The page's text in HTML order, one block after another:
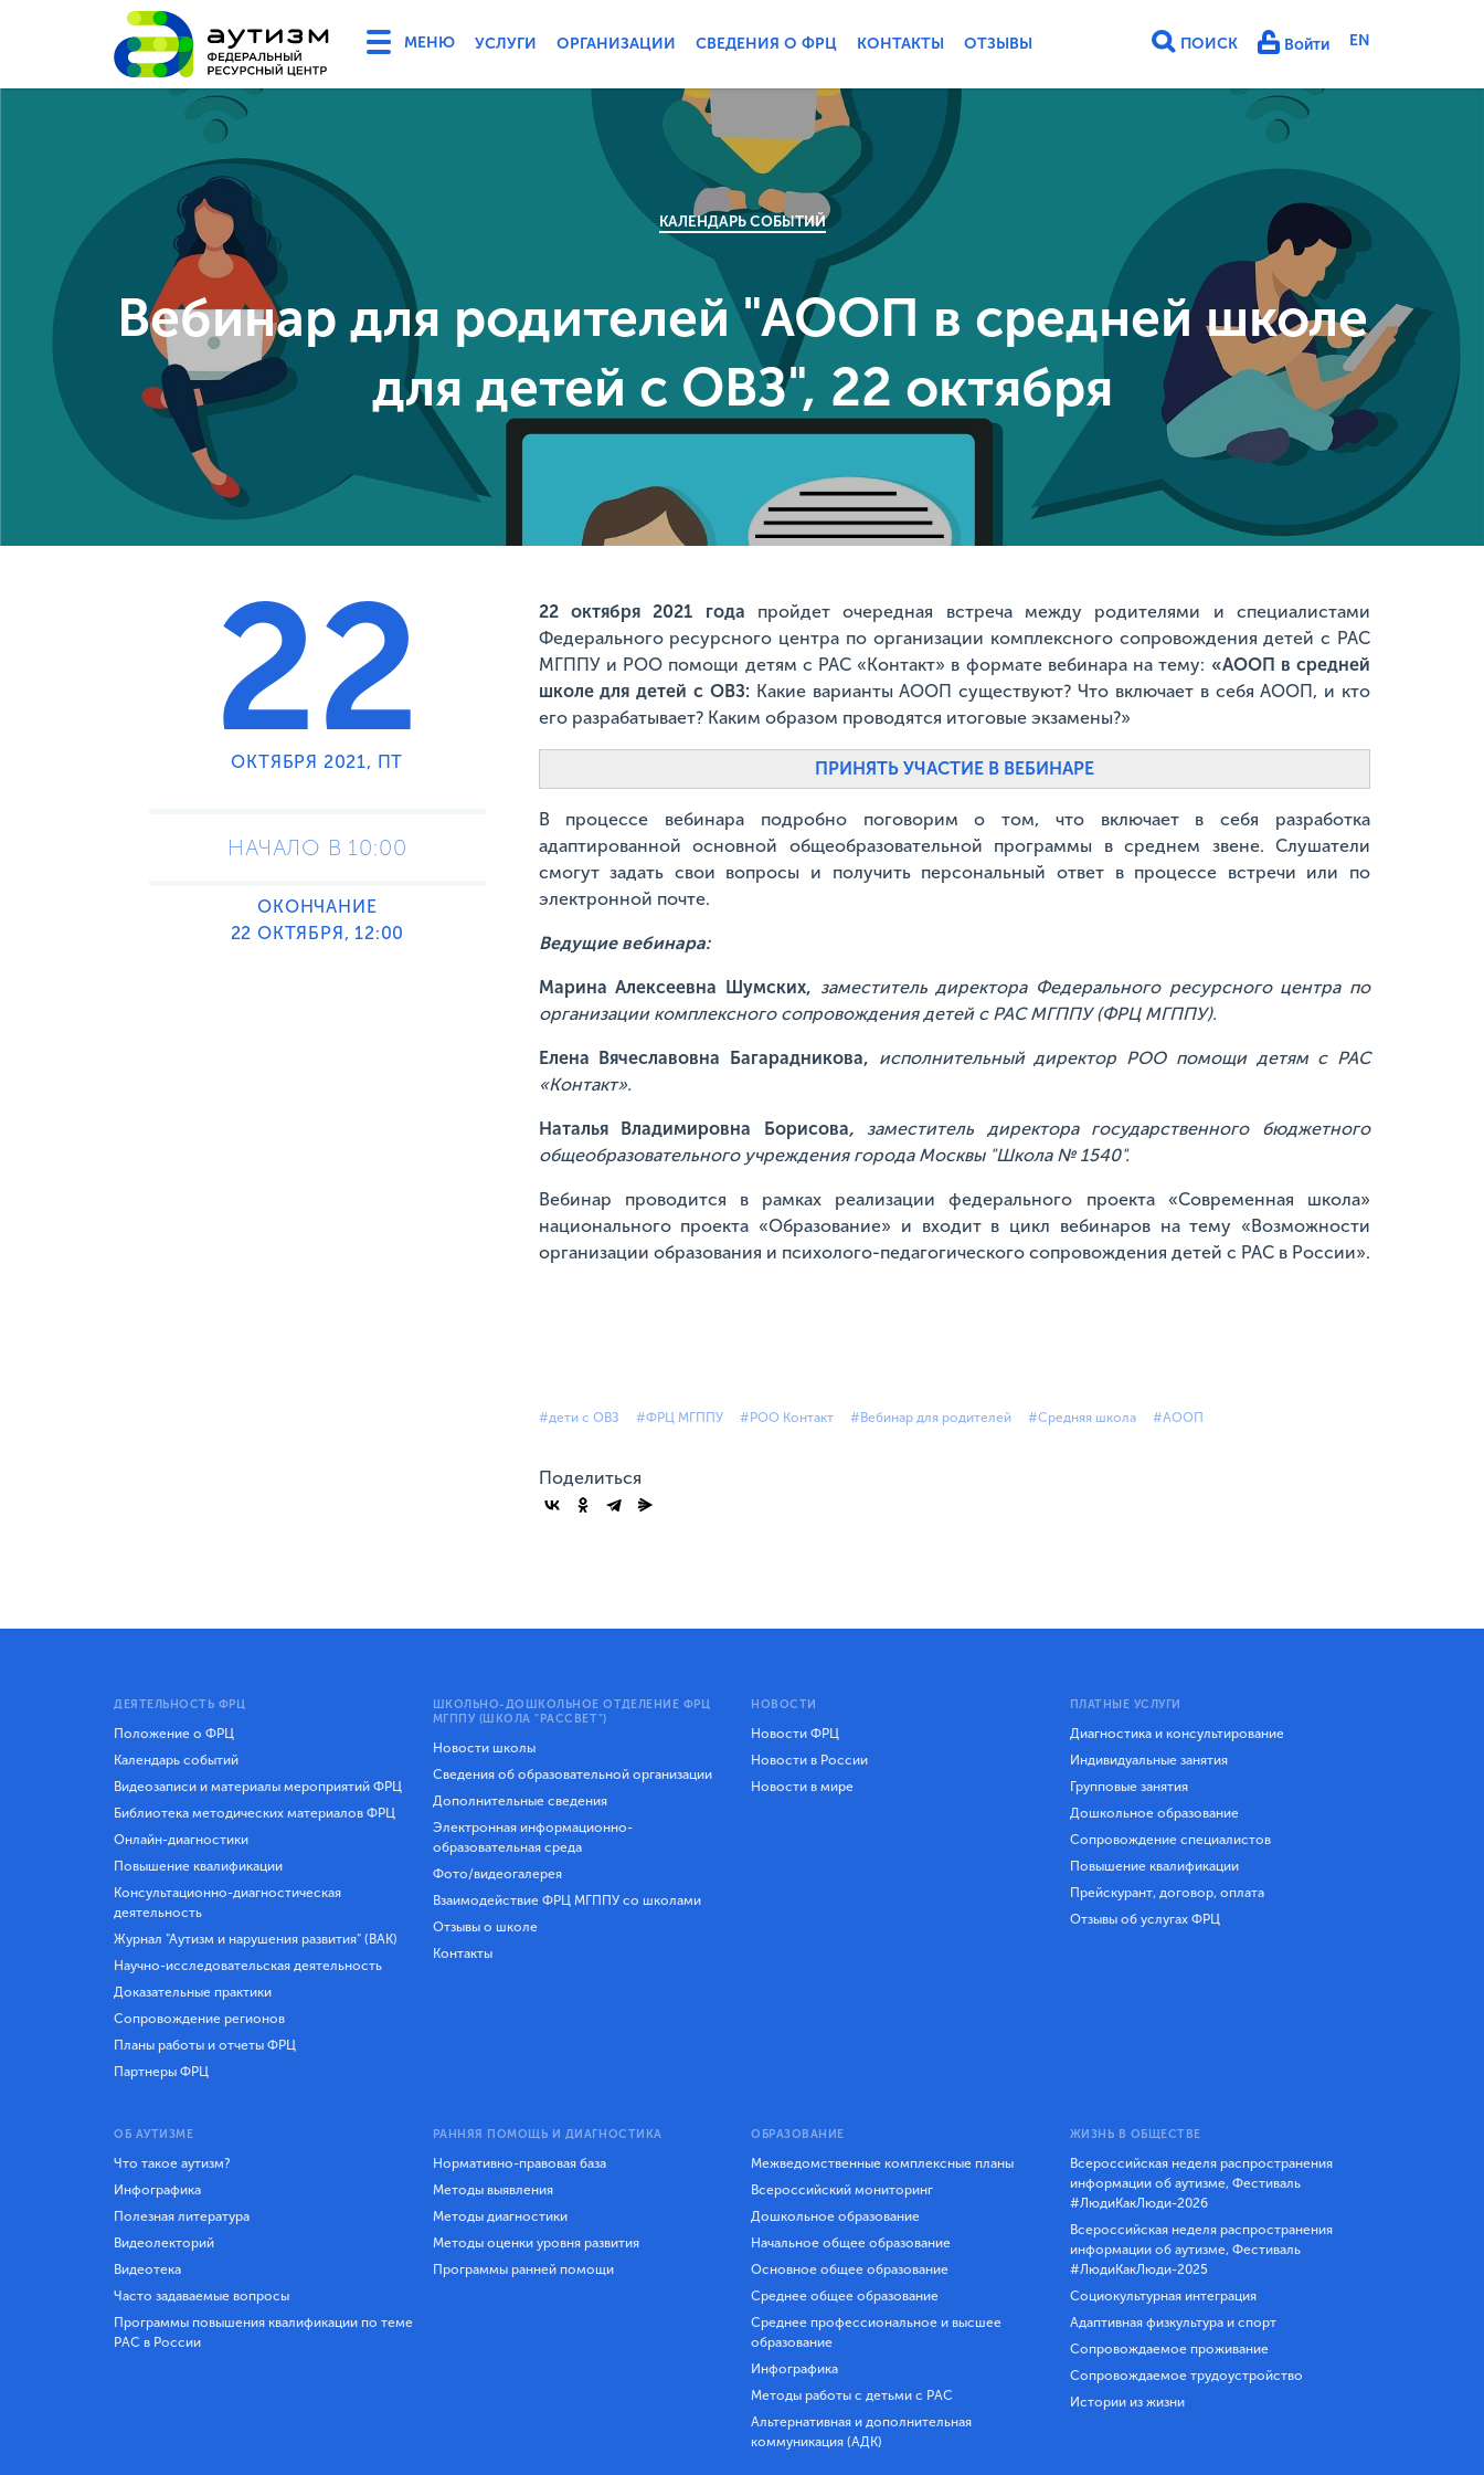
УСЛУГИ ОРГАНИЗАЦИИ СВЕДЕНИЯ О ФРЦ КОНТАКТЫ ОТЗЫВЫ ПОИСК Войти EN
КАЛЕНДАРЬ СОБЫТИЙ
Вебинар для родителей "АООП в средней школе
для детей с ОВЗ", 22 октября
22
ОКТЯБРЯ 2021, ПТ
НАЧАЛО В 10:00
ОКОНЧАНИЕ
22 ОКТЯБРЯ, 12:00
22 октября 2021 года пройдет очередная встреча между родителями и специалистами
Федерального ресурсного центра по организации комплексного сопровождения детей с РАС
МГППУ и РОО помощи детям с РАС «Контакт» в формате вебинара на тему: «АООП в средней
школе для детей с ОВЗ: Какие варианты АООП существуют? Что включает в себя АООП, и кто
его разрабатывает? Каким образом проводятся итоговые экзамены?»
ПРИНЯТЬ УЧАСТИЕ В ВЕБИНАРЕ
В процессе вебинара подробно поговорим о том, что включает в себя разработка
адаптированной основной общеобразовательной программы в среднем звене. Слушатели
смогут задать свои вопросы и получить персональный ответ в процессе встречи или по
электронной почте.
Ведущие вебинара:
Марина Алексеевна Шумских, заместитель директора Федерального ресурсного центра по
организации комплексного сопровождения детей с РАС МГППУ (ФРЦ МГППУ).
Елена Вячеславовна Багарадникова, исполнительный директор РОО помощи детям с РАС
«Контакт».
Наталья Владимировна Борисова, заместитель директора
государственного бюджетного
общеобразовательного учреждения города Москвы "Школа № 1540".
Вебинар проводится в рамках реализации федерального проекта «Современная школа»
национального проекта «Образование» и входит в цикл вебинаров на тему «Возможности
организации образования и психолого-педагогического сопровождения детей с РАС в России».
#дети с ОВЗ #ФРЦ МГППУ #РОО Контакт #Вебинар для родителей #Средняя школа #АООП
Поделиться
ДЕЯТЕЛЬНОСТЬ ФРЦ
Положение о ФРЦ
Календарь событий
Видеозаписи и материалы мероприятий ФРЦ
Библиотека методических материалов ФРЦ
Онлайн-диагностики
Повышение квалификации
Консультационно-диагностическая
деятельность
Журнал "Аутизм и нарушения развития" (ВАК)
Научно-исследовательская деятельность
Доказательные практики
Сопровождение регионов
Планы работы и отчеты ФРЦ
Партнеры ФРЦ
ШКОЛЬНО-ДОШКОЛЬНОЕ ОТДЕЛЕНИЕ ФРЦ
МГППУ (ШКОЛА "РАССВЕТ")
Новости школы
Сведения об образовательной организации
Дополнительные сведения
Электронная информационно-
образовательная среда
Фото/видеогалерея
Взаимодействие ФРЦ МГППУ со школами
Отзывы о школе
Контакты
НОВОСТИ
Новости ФРЦ
Новости в России
Новости в мире
ПЛАТНЫЕ УСЛУГИ
Диагностика и консультирование
Индивидуальные занятия
Групповые занятия
Дошкольное образование
Сопровождение специалистов
Повышение квалификации
Прейскурант, договор, оплата
Отзывы об услугах ФРЦ
ОБ АУТИЗМЕ
Что такое аутизм?
Инфографика
Полезная литература
Видеолекторий
Видеотека
Часто задаваемые вопросы
Программы повышения квалификации по теме
РАС в России
РАННЯЯ ПОМОЩЬ И ДИАГНОСТИКА
Нормативно-правовая база
Методы выявления
Методы диагностики
Методы оценки уровня развития
Программы ранней помощи
ОБРАЗОВАНИЕ
Межведомственные комплексные планы
Всероссийский мониторинг
Дошкольное образование
Начальное общее образование
Основное общее образование
Среднее общее образование
Среднее профессиональное и высшее
образование
Инфографика
Методы работы с детьми с РАС
Альтернативная и дополнительная
коммуникация (АДК)
ЖИЗНЬ В ОБЩЕСТВЕ
Всероссийская неделя распространения
информации об аутизме, Фестиваль
#ЛюдиКакЛюди-2026
Всероссийская неделя распространения
информации об аутизме, Фестиваль
#ЛюдиКакЛюди-2025
Социокультурная интеграция
Адаптивная физкультура и спорт
Сопровождаемое проживание
Сопровождаемое трудоустройство
Истории из жизни